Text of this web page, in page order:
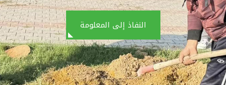
النفاذ إلى المعلومة